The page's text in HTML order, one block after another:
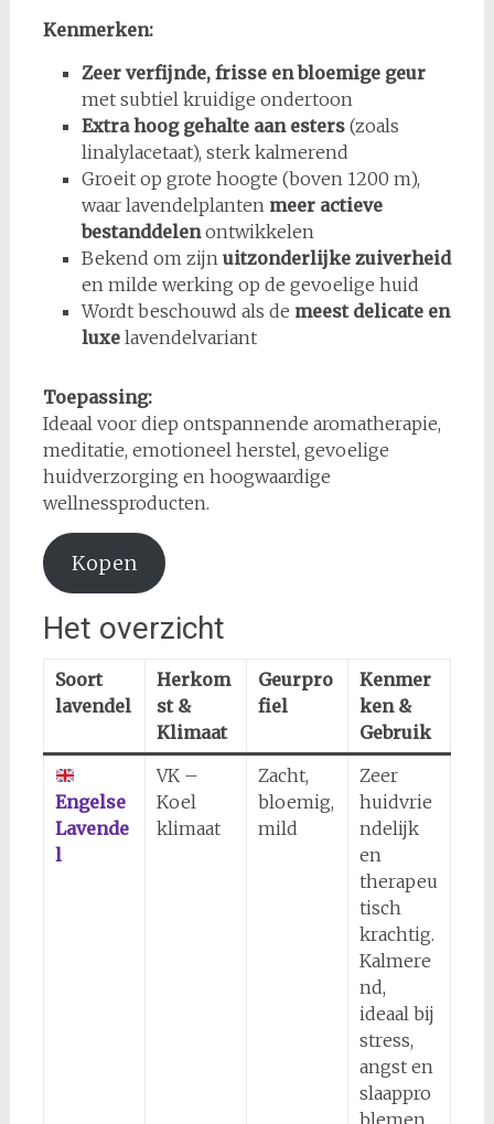
Kenmerken:
Zeer verfijnde, frisse en bloemige geur
met subtiel kruidige ondertoon
Extra hoog gehalte aan esters(zoals
linalylacetaat), sterk kalmerend
Groeit op grote hoogte (boven 1200 m),
waar lavendelplanten meer actieve
bestanddelenontwikkelen
Bekend om zijnuitzonderlijke zuiverheid
en milde werking op de gevoelige huid
Wordt beschouwd als de meest delicate en
luxelavendelvariant
Toepassing:
Ideaal voor diep ontspannende aromatherapie,
meditatie, emotioneel herstel, gevoelige
huidverzorging en hoogwaardige
wellnessproducten.
Kopen
Het overzicht
Soort
lavendel
Herkom
st &
Klimaat
Geurpro
fiel
Kenmer
ken &
Gebruik
Engelse
Lavende
l
VK –
Koel
klimaat
Zacht,
bloemig,
mild
Zeer
huidvrie
ndelijk
en
therapeu
tisch
krachtig.
Kalmere
nd,
ideaal bij
stress,
angst en
slaappro
blemen.